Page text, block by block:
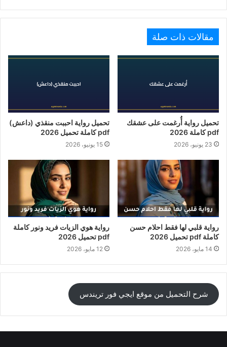
مقالات ذات صلة
تحميل رواية أُرغمت على عشقك
pdf كاملة 2026
23 يونيو، 2026
تحميل رواية احببت منقذي (داعش)
pdf كاملة تحميل 2026
15 يونيو، 2026
رواية قلبي لها فقط احلام حسن
كاملة pdf تحميل 2026
14 مايو، 2026
رواية هوي الزيات فريد ونور كاملة
pdf تحميل 2026
12 مايو، 2026
شرح التحميل من موقع ايجي فور تريندس